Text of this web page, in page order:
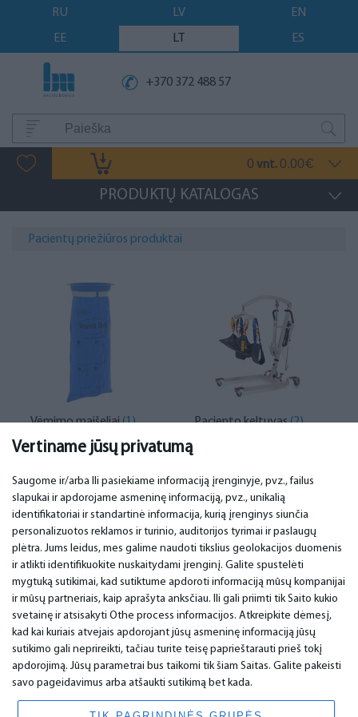
Vertiname jūsų privatumą
Saugome ir/arba Ili pasiekiame informaciją įrenginyje, pvz., failus
slapukai ir apdorojame asmeninę informaciją, pvz., unikalią
identifikatoriai ir standartinė informacija, kurią įrenginys siunčia
personalizuotos reklamos ir turinio, auditorijos tyrimai ir paslaugų
plėtra. Jums leidus, mes galime naudoti tikslius geolokacijos duomenis
ir atlikti identifikuokite nuskaitydami įrenginį. Galite spustelėti
mygtuką sutikimai, kad sutiktume apdoroti informaciją mūsų kompanijai
ir mūsų partneriais, kaip aprašyta anksčiau. Ili gali priimti tik Saito kukio
svetainę ir atsisakyti Othe process informacijos. Atkreipkite dėmesį,
kad kai kuriais atvejais apdorojant jūsų asmeninę informaciją jūsų
sutikimo gali neprireikti, tačiau turite teisę paprieštarauti prieš tokį
apdorojimą. Jūsų parametrai bus taikomi tik šiam Saitas. Galite pakeisti
savo pageidavimus arba atšaukti sutikimą bet kada.
RU LV
EN
EE
LT ES
+370 372 488 57
0 vnt. 0.00€
PRODUKTŲ KATALOGAS
Pacientų priežiūros produktai
Vėmimo maišeliai(1) Paciento keltuvas(2)
SVARBU
Garantija
Mokėjimas
Naudojimo sąlygos
Privatumo politika
Kontaktai
Nuotolinė sutartis
KONTAKTINIAI DUOMENYS
Telefonas. +370 37248857
info@bm.lv
WhatsApp +371 27725222
Latvia, Riga, Krasta 89, LV-1019
© 2026 All Rights Reserved.
www.bm.market